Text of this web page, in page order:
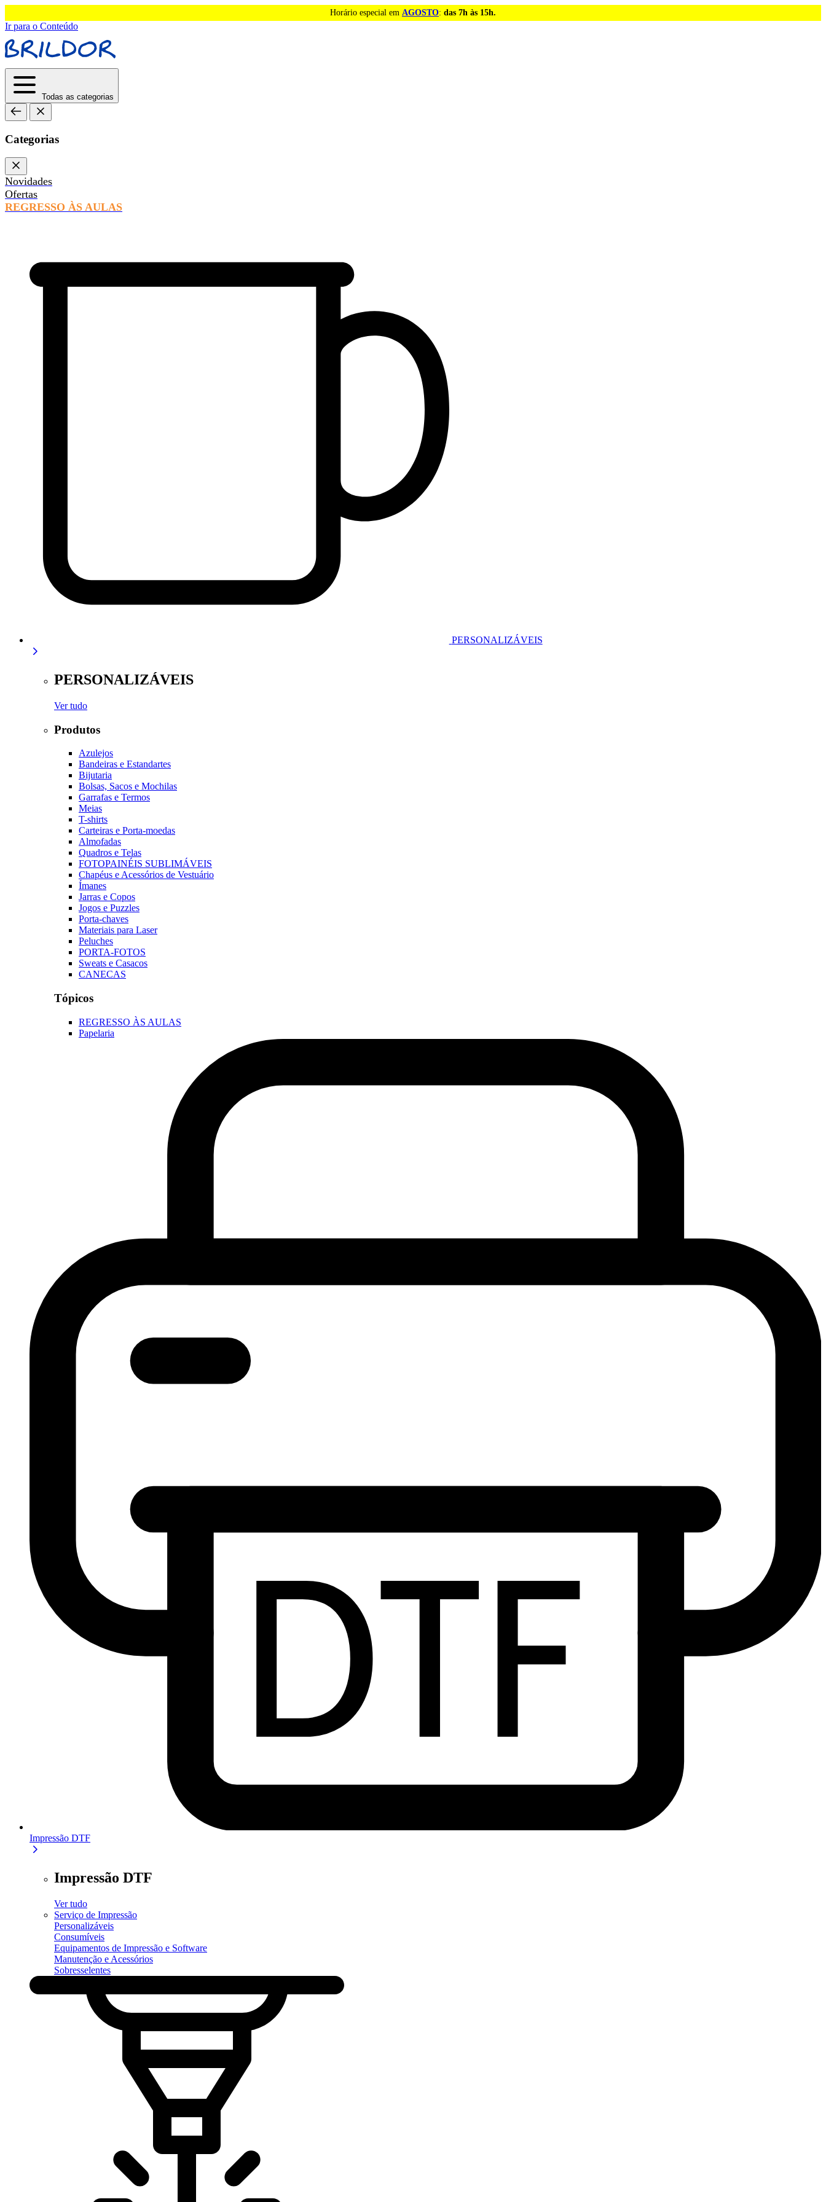
Horário especial em AGOSTO: das 7h às 15h.
Ir para o Conteúdo
Todas as categorias
Categorias
Novidades
Ofertas
REGRESSO ÀS AULAS
PERSONALIZÁVEIS
PERSONALIZÁVEIS
Ver tudo
Produtos
Azulejos
Bandeiras e Estandartes
Bijutaria
Bolsas, Sacos e Mochilas
Garrafas e Termos
Meias
T-shirts
Carteiras e Porta-moedas
Almofadas
Quadros e Telas
FOTOPAINÉIS SUBLIMÁVEIS
Chapéus e Acessórios de Vestuário
Ímanes
Jarras e Copos
Jogos e Puzzles
Porta-chaves
Materiais para Laser
Peluches
PORTA-FOTOS
Sweats e Casacos
CANECAS
Tópicos
REGRESSO ÀS AULAS
Papelaria
Impressão DTF
Impressão DTF
Ver tudo
Serviço de Impressão
Personalizáveis
Consumíveis
Equipamentos de Impressão e Software
Manutenção e Acessórios
Sobresselentes